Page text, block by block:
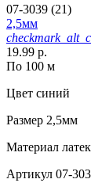
07-3039 (21)
2,5мм
19.99 р.
По 100 м
Цвет синий
Размер 2,5мм
Материал
Артикул 07-